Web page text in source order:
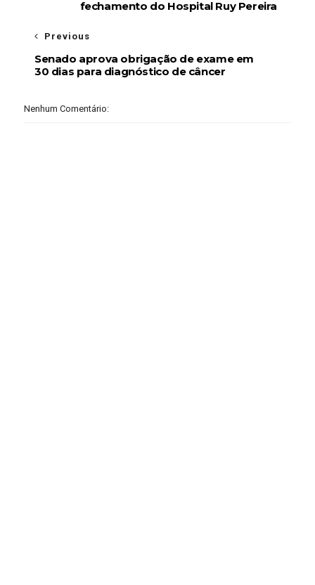
fechamento do Hospital Ruy Pereira
Previous
Senado aprova obrigação de exame em
30 dias para diagnóstico de câncer
Nenhum Comentário: